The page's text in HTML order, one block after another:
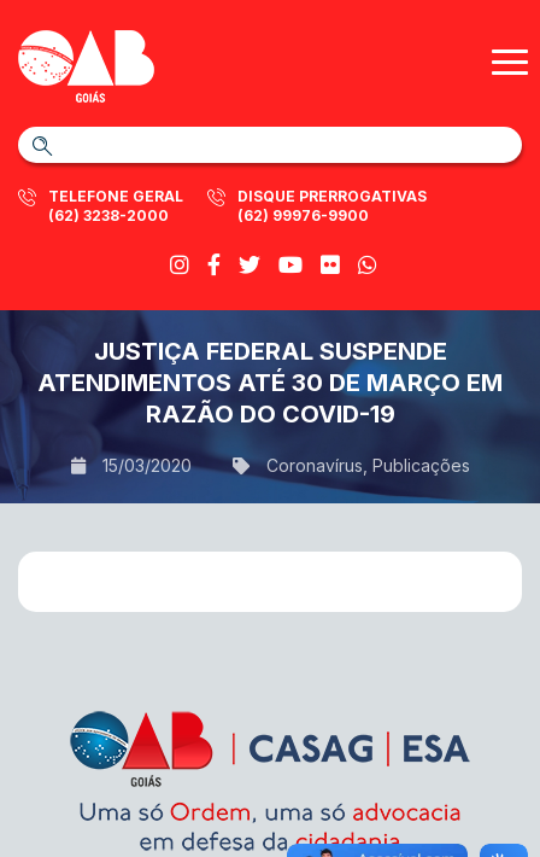
TELEFONE GERAL
(62) 3238-2000
DISQUE PRERROGATIVAS
(62) 99976-9900
JUSTIÇA FEDERAL SUSPENDE
ATENDIMENTOS ATÉ 30 DE MARÇO EM
RAZÃO DO COVID-19
15/03/2020 Coronavírus Publicações